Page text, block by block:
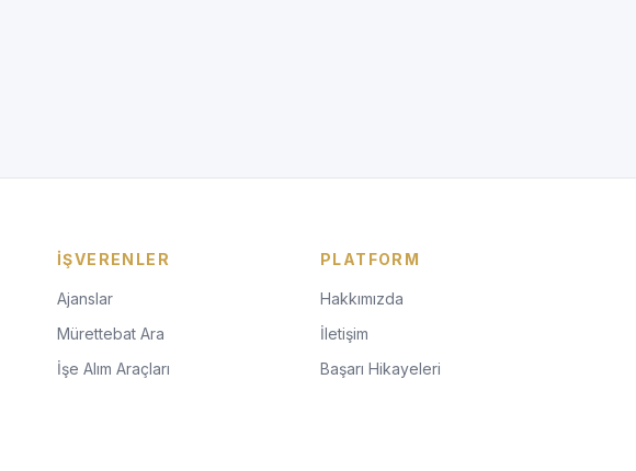
İŞVERENLER
Ajanslar
Mürettebat Ara
İşe Alım Araçları
PLATFORM
Hakkımızda
İletişim
Başarı Hikayeleri